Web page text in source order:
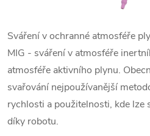
Svářenív ochranné atmosféře
MIG - svářenív atmosféře
atmosféře aktivního plynu.
svařování nejpoužívanější
rychlosti a použitelnosti, kde lze
díky robotu.